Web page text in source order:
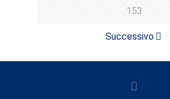
153
Successivo